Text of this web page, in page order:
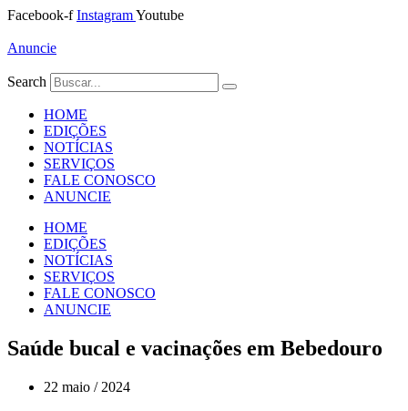
Ir
o
Facebook-f InstagramYoutube
Anuncie
Search
HOME
EDIÇÕES
NOTÍCIAS
SERVIÇOS
FALE CONOSCO
ANUNCIE
HOME
EDIÇÕES
NOTÍCIAS
SERVIÇOS
FALE CONOSCO
ANUNCIE
Saúde bucal e vacinações em Bebedouro
22 maio / 2024